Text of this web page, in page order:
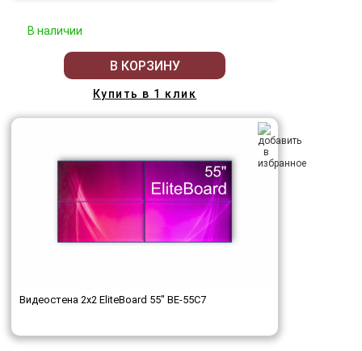
В наличии
В КОРЗИНУ
Купить в 1 клик
Видеостена 2x2 EliteBoard 55" BE-55C7